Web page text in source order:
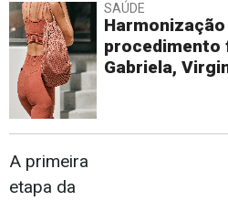
SAÚDE
procedimento
Gabriela,
A primeira
etapa da